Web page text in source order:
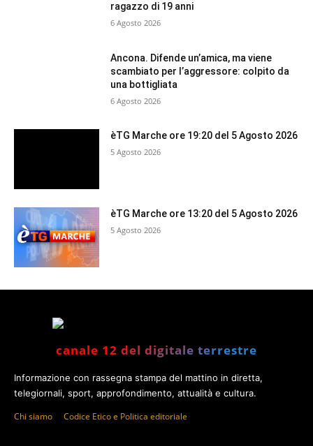
ragazzo di 19 anni
6 Agosto 2026
Ancona. Difende un’amica, ma viene
scambiato per l’aggressore: colpito da
una bottigliata
6 Agosto 2026
èTG Marche ore 19:20 del 5 Agosto 2026
5 Agosto 2026
èTG Marche ore 13:20 del 5 Agosto 2026
5 Agosto 2026
canale 12 del digitale terrestre
Informazione con rassegna stampa del mattino in diretta,
telegiornali, sport, approfondimento, attualità e cultura.
Chi siamo Codice Etico e Politica editoriale